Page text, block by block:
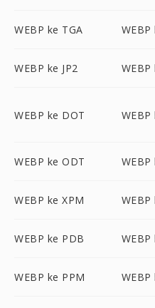
WEBP ke TGA
WEBP ke JP2 WEBP
WEBP ke DOT WEBP
WEBP ke ODT WEBP
WEBP ke XPM WEBP
WEBP ke PDB WEBP
WEBP ke PPM WEBP